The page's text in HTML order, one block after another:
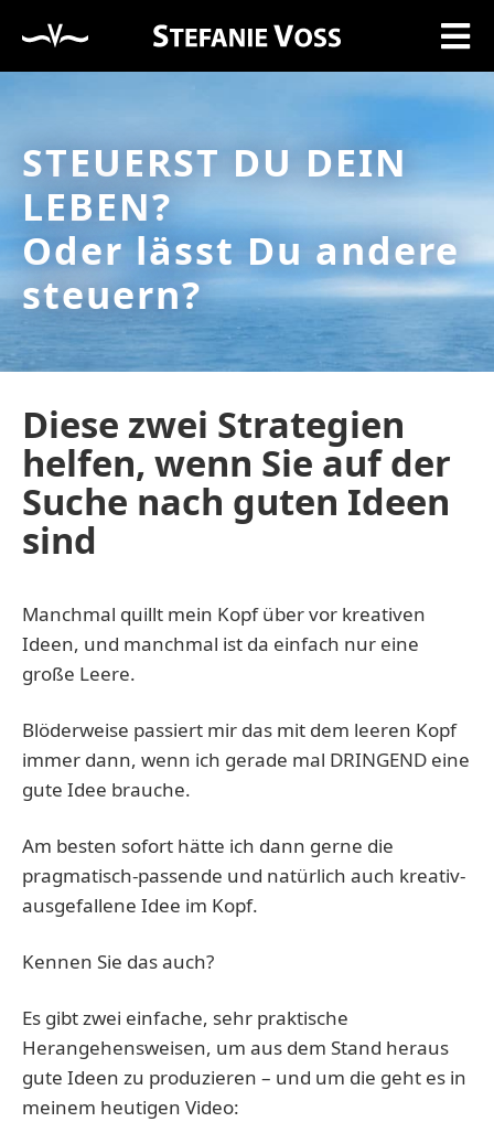
STEUERST DU DEIN
LEBEN?
Oder lässt Du andere
steuern?
Diese zwei Strategien
helfen, wenn Sie auf der
Suche nach guten Ideen
sind
Manchmal quillt mein Kopf über vor kreativen
Ideen, und manchmal ist da einfach nur eine
große Leere.
Blöderweise passiert mir das mit dem leeren Kopf
immer dann, wenn ich gerade mal DRINGEND eine
gute Idee brauche.
Am besten sofort hätte ich dann gerne die
pragmatisch-passende und natürlich auch kreativ-
ausgefallene Idee im Kopf.
Kennen Sie das auch?
Es gibt zwei einfache, sehr praktische
Herangehensweisen, um aus dem Stand heraus
gute Ideen zu produzieren – und um die geht es in
meinem heutigen Video: